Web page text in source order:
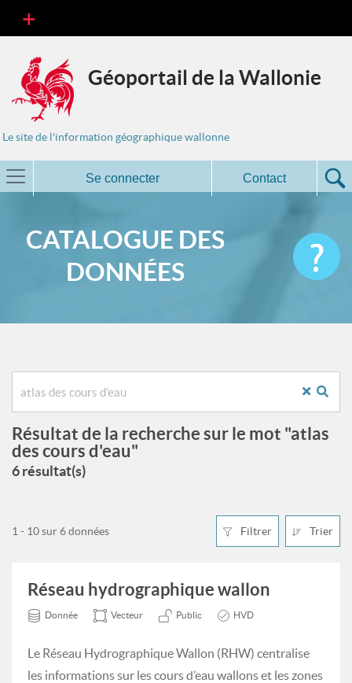
Géoportail de la Wallonie
Le site de l'information géographique wallonne
Se connecter Contact
CATALOGUE DES
DONNÉES
Résultat de la recherche sur le mot "atlas
des cours d'eau"
6 résultat(s)
Filtrer Trier
1 - 10 sur 6 données
Réseau hydrographique wallon
Donnée Vecteur Public HVD
Le Réseau Hydrographique Wallon (RHW) centralise
les informations sur les cours d’eau wallons et les zones